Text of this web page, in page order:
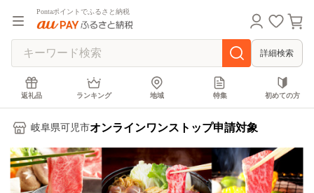
Pontaポイントでふるさと納税
詳細検索
返礼品 ランキング 地域 特集 初めての方
岐阜県可児市オンラインワンストップ申請対象